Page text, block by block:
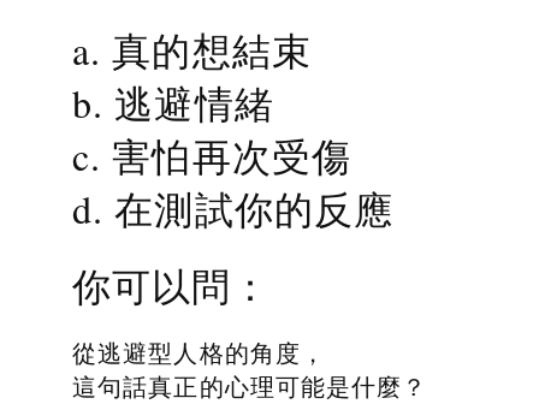
a. 真的想結束
b. 逃避情緒
c. 害怕再次受傷
d. 在測試你的反應
你可以問：
從逃避型人格的角度，
這句話真正的心理可能是什麼？